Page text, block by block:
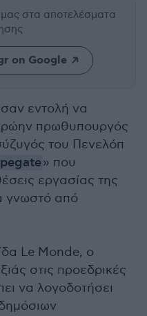
στα αποτελέσματα
on Google
εντολή να
πρωθυπουργός
του Πενελόπ
» που
εργασίας της
γνωστό από
Le Monde, ο
στις προεδρικές
να λογοδοτήσει